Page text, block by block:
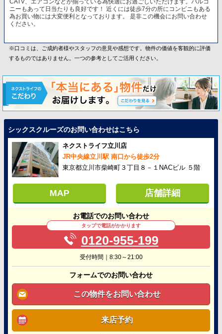
CATV、エアコンなどが揃っている為快適にお過ごしいただけます。バルコ
ニーもあって日当たりも良好です！ 近くには徒歩7分の所にコンビニもある
為お買い物には大変便利となっております。 是非この機会にお問い合わせ
ください。
※口コミは、ご成約者様やスタッフの意見や感想です。物件の価値を客観的に評価
するものではありません。一つの参考としてご活用ください。
シックスクルーズのお問い合わせはこちら
ネクストライフ立川店
JR中央線立川駅 南口から徒歩2分
東京都立川市柴崎町３丁目８－１NACビル ５階
MAP 店舗詳細
お電話でのお問い合わせ
タップで電話がかかります
0120-955-199
受付時間｜8:30～21:00
フォームでのお問い合わせ
この物件をお問い合わせ
来店予約